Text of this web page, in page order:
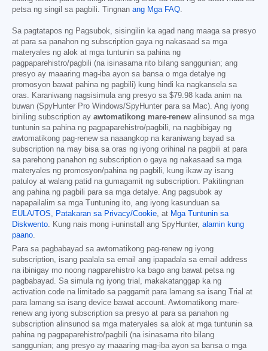
petsa ng singil sa pagbili. Tingnan ang Mga FAQ
Sa pagtatapos ng Pagsubok, sisingilin ka agad nang maaga sa presyo
at para sa panahon ng subscription gaya ng nakasaad sa mga
materyales ng alok at mga tuntunin sa pahina ng
pagpaparehistro/pagbili (na isinasama rito bilang sanggunian; ang
presyo ay maaaring mag-iba ayon sa bansa o mga detalye ng
promosyon bawat pahina ng pagbili) kung hindi ka nagkansela sa
oras. Karaniwang nagsisimula ang presyo sa $79.98 kada anim na
buwan (SpyHunter Pro Windows/SpyHunter para sa Mac). Ang iyong
biniling subscription ay awtomatikong mare-renew alinsunod sa mga
tuntunin sa pahina ng pagpaparehistro/pagbili, na nagbibigay ng
awtomatikong pag-renew sa naaangkop na karaniwang bayad sa
subscription na may bisa sa oras ng iyong orihinal na pagbili at para
sa parehong panahon ng subscription o gaya ng nakasaad sa mga
materyales ng promosyon/pahina ng pagbili, kung ikaw ay isang
patuloy at walang patid na gumagamit ng subscription. Pakitingnan
ang pahina ng pagbili para sa mga detalye. Ang pagsubok ay
napapailalim sa mga Tuntuning ito, ang iyong kasunduan sa
EULA/TOS
Patakaran sa Privacy/Cookie , at Mga Tuntunin sa
Diskwento . Kung nais mong i-uninstall ang SpyHunter, alamin kung
paano
Para sa pagbabayad sa awtomatikong pag-renew ng iyong
subscription, isang paalala sa email ang ipapadala sa email address
na ibinigay mo noong nagparehistro ka bago ang bawat petsa ng
pagbabayad. Sa simula ng iyong trial, makakatanggap ka ng
activation code na limitado sa paggamit para lamang sa isang Trial at
para lamang sa isang device bawat account. Awtomatikong mare-
renew ang iyong subscription sa presyo at para sa panahon ng
subscription alinsunod sa mga materyales sa alok at mga tuntunin sa
pahina ng pagpaparehistro/pagbili (na isinasama rito bilang
sanggunian; ang presyo ay maaaring mag-iba ayon sa bansa o mga